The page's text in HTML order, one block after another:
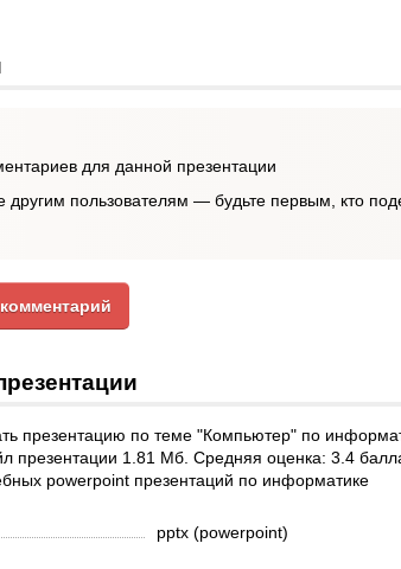
для данной презентации
другим пользователям — будьте первым, кто
презентацию по теме "Компьютер" по
презентации 1.81 Мб. Средняя оценка: 3.4
powerpoint презентаций по информатике
pptx (powerpoint)